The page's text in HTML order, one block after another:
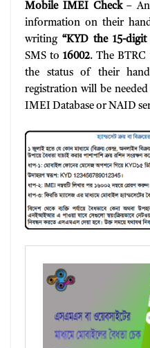
Mobile IMEI Check–
information on their
writing “KYD the 15-
SMS to16002. The
the status of their
registration will be
IMEI Database or NAID